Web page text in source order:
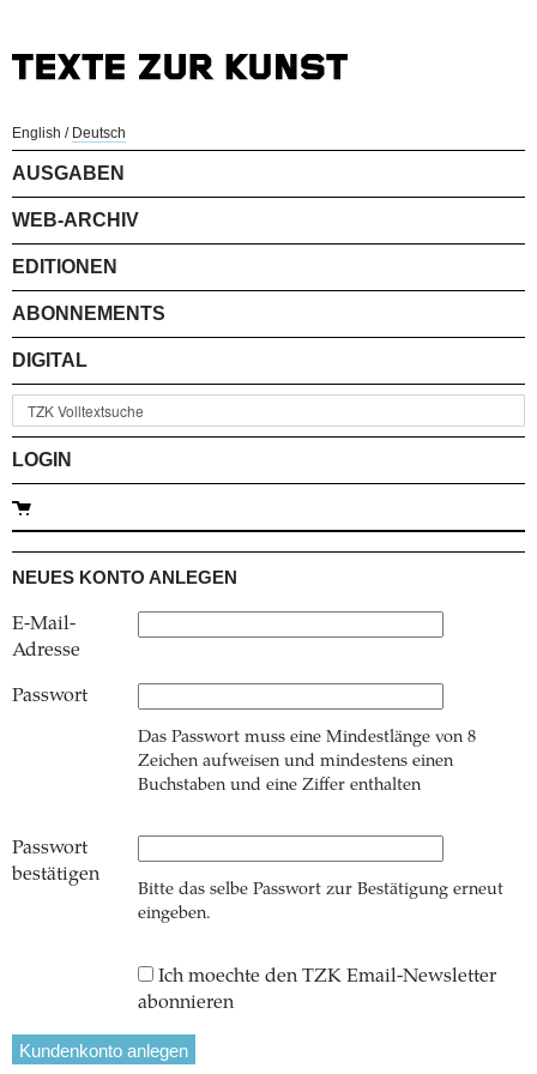
English / Deutsch
AUSGABEN
WEB-ARCHIV
EDITIONEN
ABONNEMENTS
DIGITAL
LOGIN
NEUES KONTO ANLEGEN
E-Mail-
Adresse
Passwort
Das Passwort muss eine Mindestlänge von 8
Zeichen aufweisen und mindestens einen
Buchstaben und eine Ziffer enthalten
Passwort
bestätigen
Bitte das selbe Passwort zur Bestätigung erneut
eingeben.
Ich moechte den TZK Email-Newsletter
abonnieren